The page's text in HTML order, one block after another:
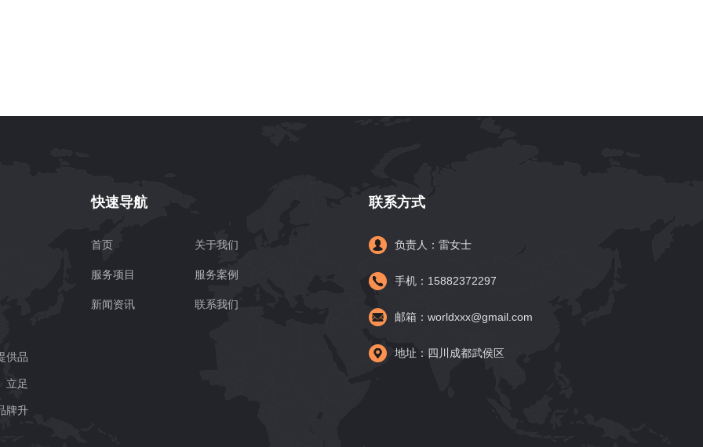
供品
立足
牌升
快速导航
首页 关于我们
服务项目 服务案例
新闻资讯 联系我们
联系方式
负责人：雷女士
手机：15882372297
邮箱：worldxxx@gmail.com
地址：四川成都武侯区